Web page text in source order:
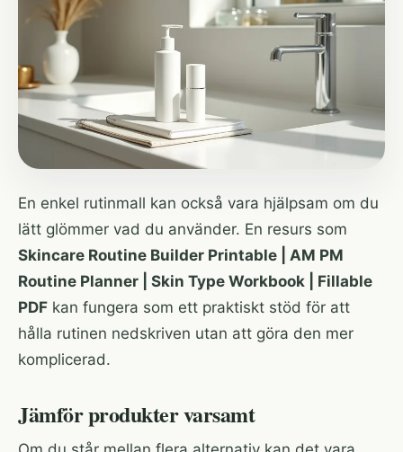
En enkel rutinmall kan också vara hjälpsam om du
lätt glömmer vad du använder. En resurs som
Skincare Routine Builder Printable | AM PM
Routine Planner | Skin Type Workbook | Fillable
PDF kan fungera som ett praktiskt stöd för att
hålla rutinen nedskriven utan att göra den mer
komplicerad.
Jämför produkter varsamt